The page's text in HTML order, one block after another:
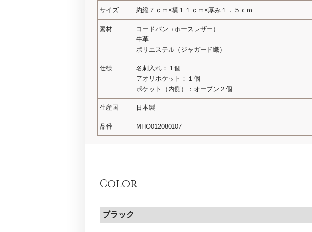
サイズ 約縦７ｃｍ×横１１ｃｍ×厚み１．５ｃｍ
素材
コードバン（ホースレザー）
牛革
ポリエステル（ジャガード織）
仕様
名刺入れ：１個
アオリポケット：１個
ポケット（内側）：オープン２個
生産国 日本製
品番 MHO012080107
Color
ブラック